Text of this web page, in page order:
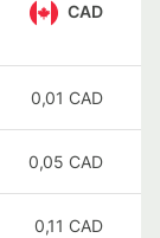
CAD
0,01 CAD
0,05 CAD
0,11 CAD